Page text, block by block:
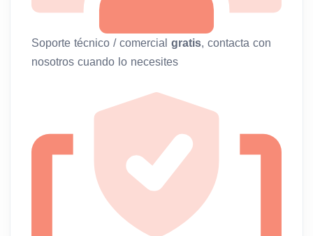
Soporte técnico / comercial gratis, contacta con
nosotros cuando lo necesites